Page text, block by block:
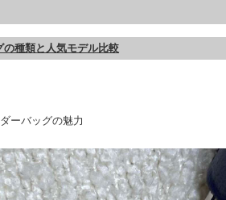
種類と人気モデル比較
ーバッグの魅力